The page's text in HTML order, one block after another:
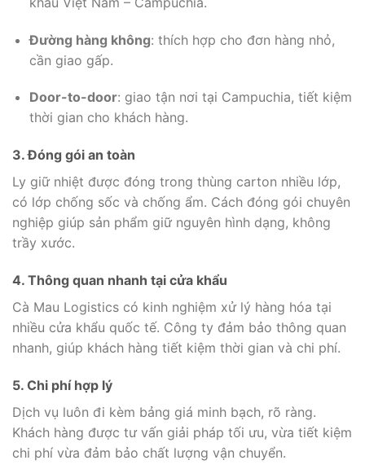
Đường hàng không: thích hợp cho đơn hàng nhỏ,
cần giao gấp.
Door-to-door: giao tận nơi tại Campuchia, tiết kiệm
thời gian cho khách hàng.
3. Đóng gói an toàn
Ly giữ nhiệt được đóng trong thùng carton nhiều lớp,
có lớp chống sốc và chống ẩm. Cách đóng gói chuyên
nghiệp giúp sản phẩm giữ nguyên hình dạng, không
trầy xước.
4. Thông quan nhanh tại cửa khẩu
Cà Mau Logistics có kinh nghiệm xử lý hàng hóa tại
nhiều cửa khẩu quốc tế. Công ty đảm bảo thông quan
nhanh, giúp khách hàng tiết kiệm thời gian và chi phí.
5. Chi phí hợp lý
Dịch vụ luôn đi kèm bảng giá minh bạch, rõ ràng.
Khách hàng được tư vấn giải pháp tối ưu, vừa tiết kiệm
chi phí vừa đảm bảo chất lượng vận chuyển.